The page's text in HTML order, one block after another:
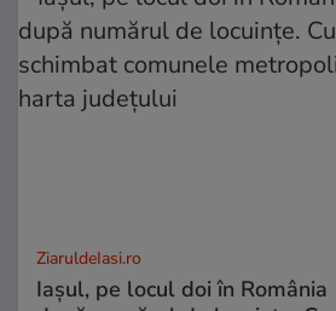
ZiaruldeIasi.ro
Iașul, pe locul doi în România